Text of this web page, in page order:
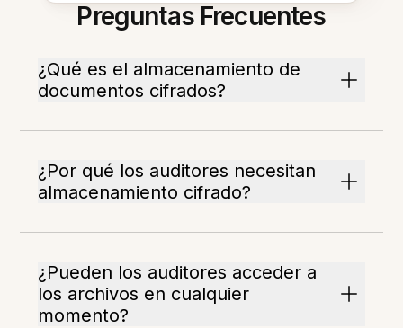
Preguntas Frecuentes
¿Qué es el almacenamiento de
documentos cifrados?
¿Por qué los auditores necesitan
almacenamiento cifrado?
¿Pueden los auditores acceder a
los archivos en cualquier
momento?